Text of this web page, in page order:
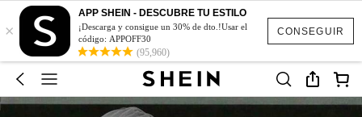
CONSEGUIR
×
APP SHEIN - DESCUBRE TU ESTILO
¡Descarga y consigue un 30% de dto.!Usar el
código: APPOFF30
(95,960)